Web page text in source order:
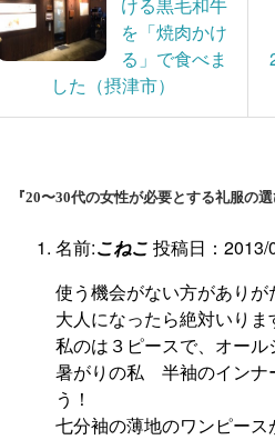
ける黒毛和牛
を「焼肉かけ
る」で食べま
した（摂津市）
『20〜30代の女性が必要とする礼服の
名前:こねこ 投稿日：2013/
使う機会がない方がありが
大人になったら絶対いりま
私のは３ピースで、オー
暑がりの私 半袖のインナ
う！
七分袖の薄地のワンピー